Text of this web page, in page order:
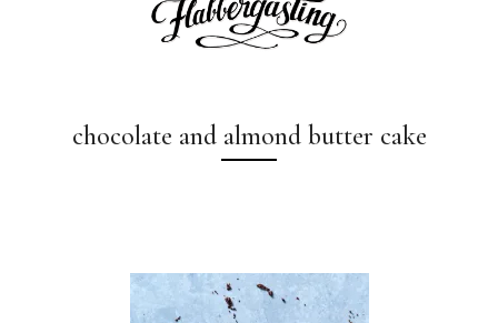
chocolate and almond butter cake